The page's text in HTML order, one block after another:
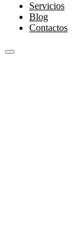
Servicios
Blog
Contactos